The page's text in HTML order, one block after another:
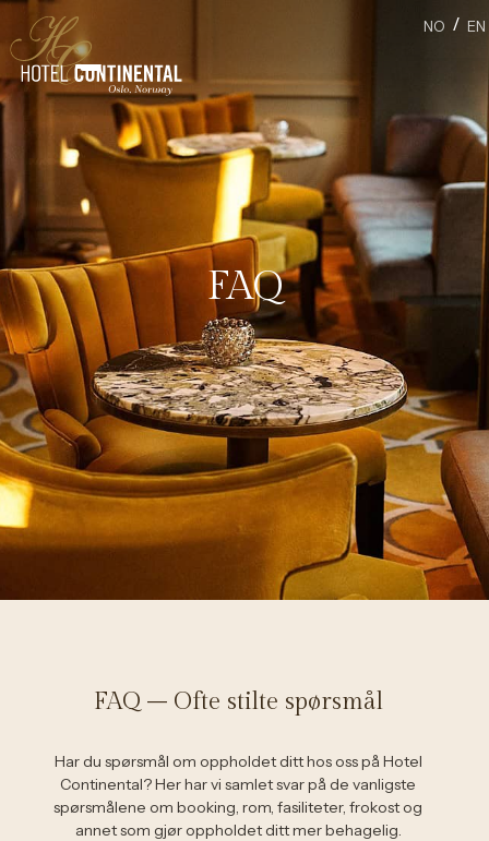
FAQ
FAQ – Ofte stilte spørsmål
Har du spørsmål om oppholdet ditt hos oss på Hotel
Continental? Her har vi samlet svar på de vanligste
spørsmålene om booking, rom, fasiliteter, frokost og
annet som gjør oppholdet ditt mer behagelig.
NO / EN